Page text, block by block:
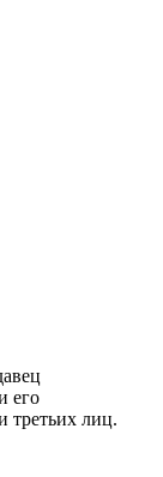
его
третьих лиц.